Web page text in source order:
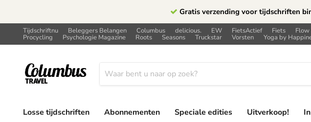
Gratis verzending voor tijdschriften
Tijdschriftnu Beleggers Belangen Columbus delicious. EW FietsActief Fiets Flow
Procycling Psychologie Magazine Roots Seasons Truckstar Vorsten Yoga by
Losse tijdschriften
Abonnementen Speciale edities Uitverkoop!